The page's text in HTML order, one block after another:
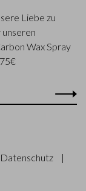
Liebe zu
Wax Spray
Datenschutz
|